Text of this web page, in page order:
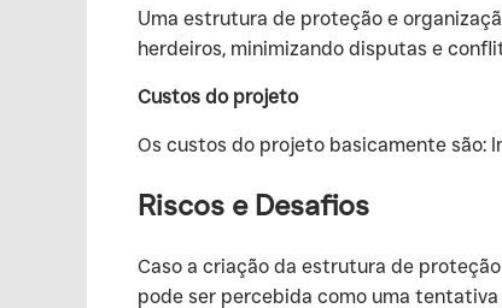
‍Uma estrutura de proteção e
herdeiros, minimizando disputas e
Custos do projeto
‍Os custos do projeto basicamente são:
Riscos e Desafios
‍Caso a criação da estrutura de
pode ser percebida como uma